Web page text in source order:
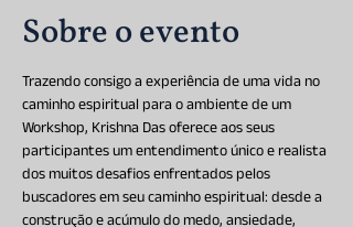
Sobre o evento
Trazendo consigo a experiência de uma vida no
caminho espiritual para o ambiente de um
Workshop, Krishna Das oferece aos seus
participantes um entendimento único e realista
dos muitos desafios enfrentados pelos
buscadores em seu caminho espiritual: desde a